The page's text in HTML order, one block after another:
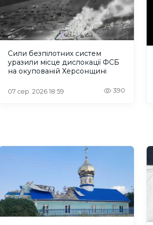
Сили безпілотних систем
уразили місце дислокації ФСБ
на окупованій Херсонщині
07 сер. 2026 18:59 390